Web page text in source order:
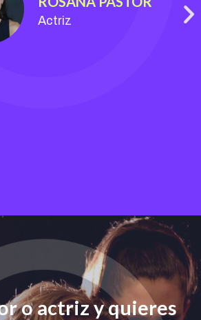
Actriz
o actriz y quieres